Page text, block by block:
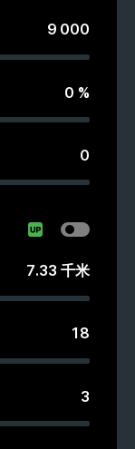
9 000
0 %
0
7.33 千米
18
3